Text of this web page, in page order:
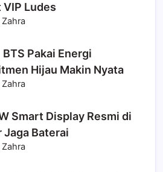
Ludes
Pakai Energi
Hijau Makin Nyata
Smart Display Resmi di
Jaga Baterai